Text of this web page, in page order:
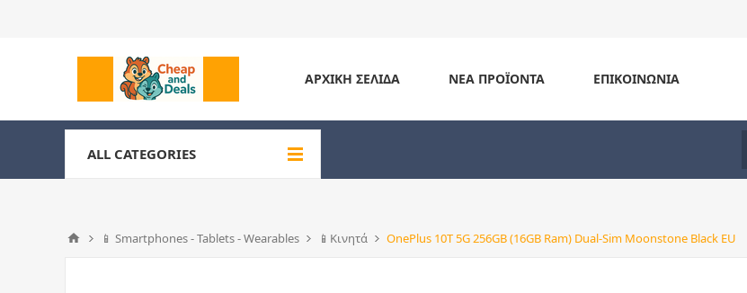
ΑΡΧΙΚΉ ΣΕΛΊΔΑ ΝΈΑ ΠΡΟΪΌΝΤΑ ΕΠΙΚΟΙΝΩΝΊΑ
ALL CATEGORIES
📱 Smartphones - Tablets - Wearables 📱Κινητά OnePlus 10T 5G 256GB (16GB Ram) Dual-Sim Moonstone Black EU